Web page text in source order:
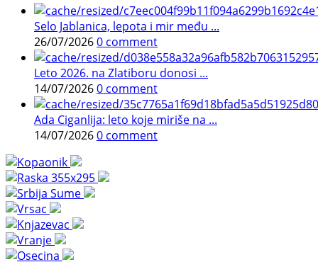
Selo Jablanica, lepota i mir među ...
26/07/20260 comment
Leto 2026. na Zlatiboru donosi ...
14/07/20260 comment
Ada Ciganlija: leto koje miriše na ...
14/07/20260 comment